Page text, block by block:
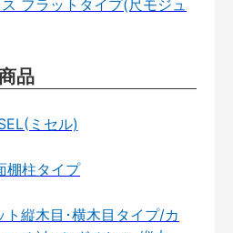
フラットタイプ(尺モジュ
品
ミセル)
棚柱タイプ
縦木目･横木目タイプ/カ